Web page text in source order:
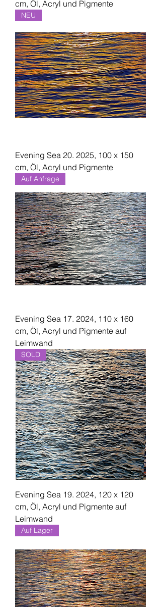
cm, Öl, Acryl und Pigmente
NEU
Evening Sea 20. 2025, 100 x 150
cm, Öl, Acryl und Pigmente
Auf Anfrage
Evening Sea 17. 2024, 110 x 160
cm, Öl, Acryl und Pigmente auf
Leimwand
SOLD
Evening Sea 19. 2024, 120 x 120
cm, Öl, Acryl und Pigmente auf
Leimwand
Auf Lager